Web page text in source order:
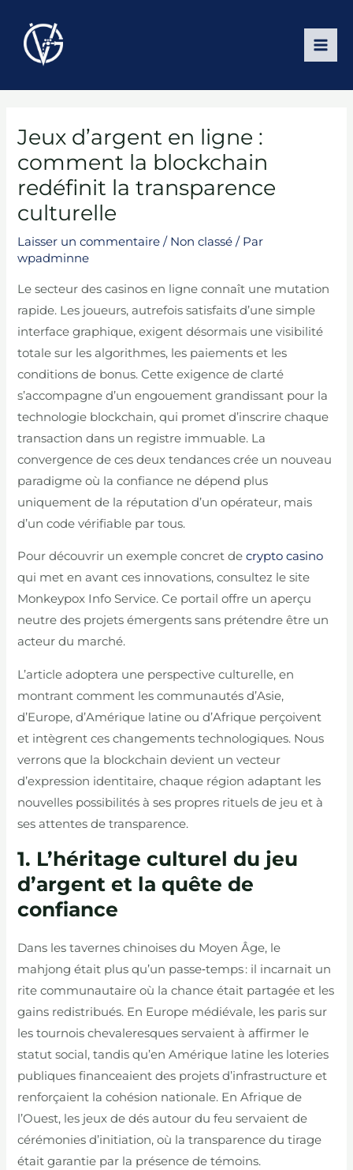
contenu
Jeux d’argent en ligne :
comment la blockchain
redéfinit la transparence
culturelle
Laisser un commentaire / Non classé / Par
wpadminne
Le secteur des casinos en ligne connaît une mutation
rapide. Les joueurs, autrefois satisfaits d’une simple
interface graphique, exigent désormais une visibilité
totale sur les algorithmes, les paiements et les
conditions de bonus. Cette exigence de clarté
s’accompagne d’un engouement grandissant pour la
technologie blockchain, qui promet d’inscrire chaque
transaction dans un registre immuable. La
convergence de ces deux tendances crée un nouveau
paradigme où la confiance ne dépend plus
uniquement de la réputation d’un opérateur, mais
d’un code vérifiable par tous.
Pour découvrir un exemple concret decrypto casino
qui met en avant ces innovations, consultez le site
Monkeypox Info Service. Ce portail offre un aperçu
neutre des projets émergents sans prétendre être un
acteur du marché.
L’article adoptera une perspective culturelle, en
montrant comment les communautés d’Asie,
d’Europe, d’Amérique latine ou d’Afrique perçoivent
et intègrent ces changements technologiques. Nous
verrons que la blockchain devient un vecteur
d’expression identitaire, chaque région adaptant les
nouvelles possibilités à ses propres rituels de jeu et à
ses attentes de transparence.
1. L’héritage culturel du jeu
d’argent et la quête de
confiance
Dans les tavernes chinoises du Moyen Âge, le
mahjong était plus qu’un passe‑temps : il incarnait un
rite communautaire où la chance était partagée et les
gains redistribués. En Europe médiévale, les paris sur
les tournois chevaleresques servaient à affirmer le
statut social, tandis qu’en Amérique latine les loteries
publiques financeaient des projets d’infrastructure et
renforçaient la cohésion nationale. En Afrique de
l’Ouest, les jeux de dés autour du feu servaient de
cérémonies d’initiation, où la transparence du tirage
était garantie par la présence de témoins.